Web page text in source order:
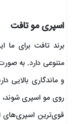
اسپری مو تافت
برند تافت برای ما
متنوعی دارد. به
و ماندگاری بالایی
روی مو اسپری